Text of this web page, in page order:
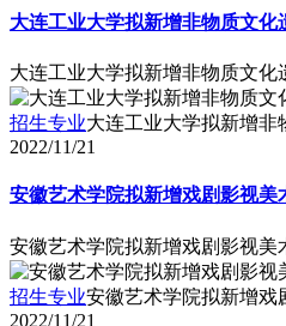
大连工业大学拟新增非物质文化
大连工业大学拟新增非物质文化
招生专业大连工业大学拟新增非
2022/11/21
安徽艺术学院拟新增戏剧影视美
安徽艺术学院拟新增戏剧影视美
招生专业安徽艺术学院拟新增戏
2022/11/21